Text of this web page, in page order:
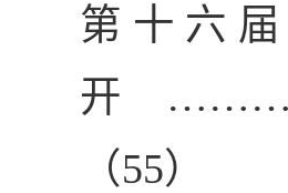
第十六
开
（55）